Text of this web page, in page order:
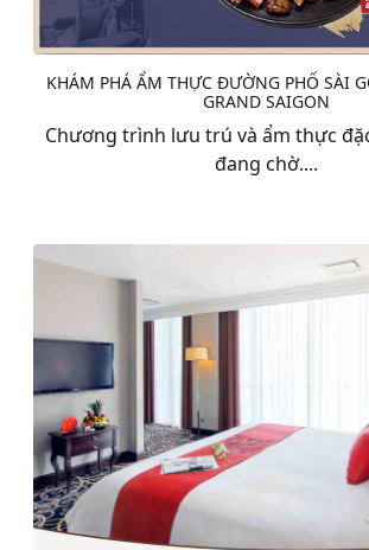
KHÁM PHÁ ẨM THỰC ĐƯỜNG PHỐ SÀI
GRAND SAIGON
Chương trình lưu trú và ẩm thực
đang chờ....